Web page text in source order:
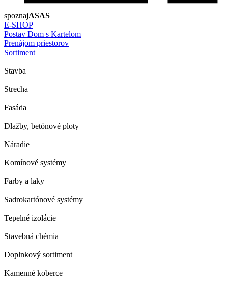
spoznajASAS
E-SHOP
Postav Dom s Kartelom
Prenájom priestorov
Sortiment
Stavba
Strecha
Fasáda
Dlažby, betónové ploty
Náradie
Komínové systémy
Farby a laky
Sadrokartónové systémy
Tepelné izolácie
Stavebná chémia
Doplnkový sortiment
Kamenné koberce